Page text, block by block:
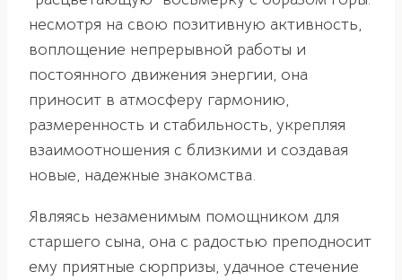
несмотря на свою позитивную активность,
воплощение непрерывной работы и
постоянного движения энергии, она
приносит в атмосферу гармонию,
размеренность и стабильность, укрепляя
взаимоотношения с близкими и создавая
новые, надежные знакомства.
Являясь незаменимым помощником для
старшего сына, она с радостью преподносит
ему приятные сюрпризы, удачное стечение